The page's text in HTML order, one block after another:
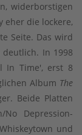
widerborstigen
eher die lockere,
Seite. Das wird
In 1998
In Time', erst 8
Album The
Beide Platten
Depression-
und